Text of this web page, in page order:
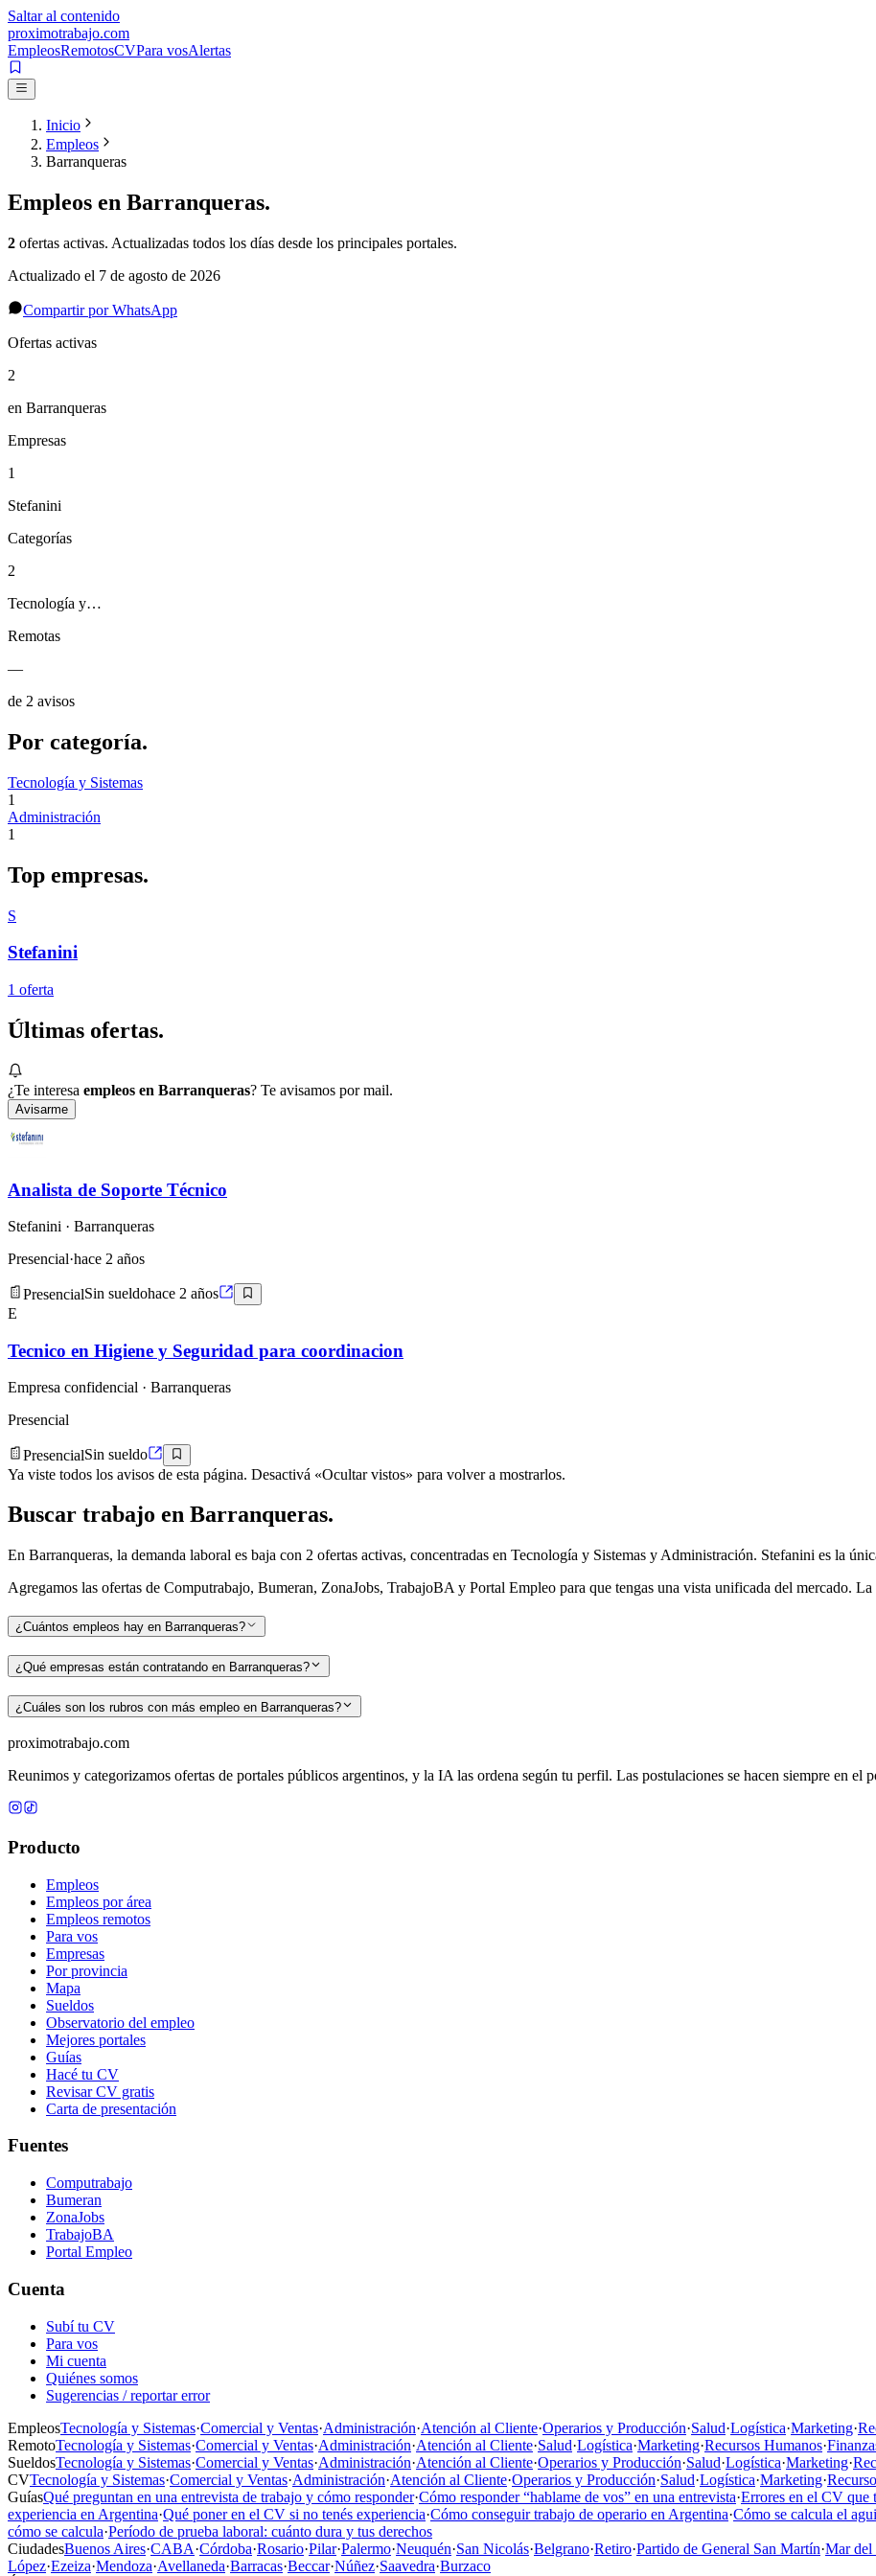
Saltar al contenido
proximotrabajo.com
EmpleosRemotosCVPara vosAlertas
Inicio
Empleos
Barranqueras
Empleos en Barranqueras.
2 ofertas activas. Actualizadas todos los días desde los principales portales.
Actualizado el 7 de agosto de 2026
Compartir por WhatsApp
Ofertas activas
2
en Barranqueras
Empresas
1
Stefanini
Categorías
2
Tecnología y…
Remotas
—
de 2 avisos
Por categoría.
Tecnología y Sistemas
1
Administración
1
Top empresas.
S
Stefanini
1 oferta
Últimas ofertas.
¿Te interesa empleos en Barranqueras? Te avisamos por mail.
Avisarme
Analista de Soporte Técnico
Stefanini · Barranqueras
Presencial·hace 2 años
PresencialSin sueldohace 2 años
E
Tecnico en Higiene y Seguridad para coordinacion
Empresa confidencial · Barranqueras
Presencial
PresencialSin sueldo
Ya viste todos los avisos de esta página. Desactivá «Ocultar vistos» para volver a mostrarlos.
Buscar trabajo en Barranqueras.
En Barranqueras, la demanda laboral es baja con 2 ofertas activas, concentradas en Tecnología y Sistemas y Administración. Stefanini es la
Agregamos las ofertas de Computrabajo, Bumeran, ZonaJobs, TrabajoBA y Portal Empleo para que tengas una vista unificada del mercado.
¿Cuántos empleos hay en Barranqueras?
¿Qué empresas están contratando en Barranqueras?
¿Cuáles son los rubros con más empleo en Barranqueras?
proximotrabajo.com
Reunimos y categorizamos ofertas de portales públicos argentinos, y la IA las ordena según tu perfil. Las postulaciones se hacen siempre en el
Producto
Empleos
Empleos por área
Empleos remotos
Para vos
Empresas
Por provincia
Mapa
Sueldos
Observatorio del empleo
Mejores portales
Guías
Hacé tu CV
Revisar CV gratis
Carta de presentación
Fuentes
Computrabajo
Bumeran
ZonaJobs
TrabajoBA
Portal Empleo
Cuenta
Subí tu CV
Para vos
Mi cuenta
Quiénes somos
Sugerencias / reportar error
EmpleosTecnología y Sistemas·Comercial y Ventas·Administración·Atención al Cliente·Operarios y Producción·Salud·Logística·Marketing·
RemotoTecnología y Sistemas·Comercial y Ventas·Administración·Atención al Cliente·Salud·Logística·Marketing·Recursos Humanos·
SueldosTecnología y Sistemas·Comercial y Ventas·Administración·Atención al Cliente·Operarios y Producción·Salud·Logística·Marketing·
CVTecnología y Sistemas·Comercial y Ventas·Administración·Atención al Cliente·Operarios y Producción·Salud·Logística·Marketing·
GuíasQué preguntan en una entrevista de trabajo y cómo responder·Cómo responder “hablame de vos” en una entrevista·Errores en el CV que
experiencia en Argentina·Qué poner en el CV si no tenés experiencia·Cómo conseguir trabajo de operario en Argentina·Cómo se calcula el
cómo se calcula·Período de prueba laboral: cuánto dura y tus derechos
CiudadesBuenos Aires·CABA·Córdoba·Rosario·Pilar·Palermo·Neuquén·San Nicolás·Belgrano·Retiro·Partido de General San Martín·Mar del
López·Ezeiza·Mendoza·Avellaneda·Barracas·Beccar·Núñez·Saavedra·Burzaco